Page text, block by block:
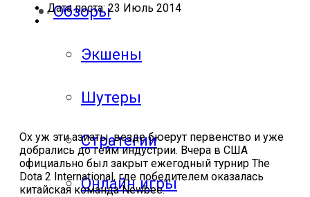
Обзоры
Экшены
Шутеры
Стратегии
Онлайн игры
Дата поста: 23 Июль 2014
Ох уж эти азиаты, везде бюерут первенство и уже
добрались до гейм индустрии. Вчера в США
официально был закрыт ежегодный турнир The
Dota 2 International, где победителем оказалась
китайская команда Newbee.